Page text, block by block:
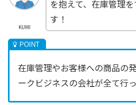
KUMI
を抱えて、在庫管理
す！
在庫管理やお客様への商品の
ークビジネスの会社が全て行